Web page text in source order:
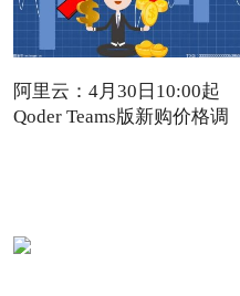
阿里云：4月30日10:00起
Qoder Teams版新购价格调